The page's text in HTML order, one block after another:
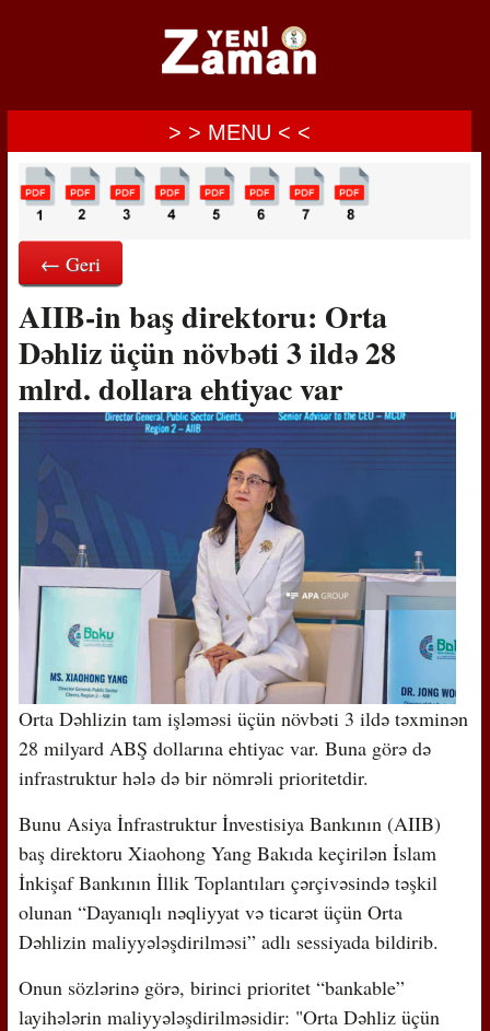
> > MENU < <
← Geri
AIIB-in baş direktoru: Orta
Dəhliz üçün növbəti 3 ildə 28
mlrd. dollara ehtiyac var
Orta Dəhlizin tam işləməsi üçün növbəti 3 ildə təxminən
28 milyard ABŞ dollarına ehtiyac var. Buna görə də
infrastruktur hələ də bir nömrəli prioritetdir.
Bunu Asiya İnfrastruktur İnvestisiya Bankının (AIIB)
baş direktoru Xiaohong Yang Bakıda keçirilən İslam
İnkişaf Bankının İllik Toplantıları çərçivəsində təşkil
olunan “Dayanıqlı nəqliyyat və ticarət üçün Orta
Dəhlizin maliyyələşdirilməsi” adlı sessiyada bildirib.
Onun sözlərinə görə, birinci prioritet “bankable”
layihələrin maliyyələşdirilməsidir: "Orta Dəhliz üçün